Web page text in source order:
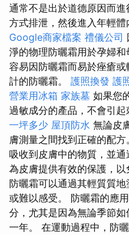
通常不是出於道德原因而
方式排泄，然後進入年輕體
Google商家檔案 禮儀公司
淨的物理防曬霜用於孕婦
容易因防曬霜而易於痤瘡
計的防曬霜。 護照換發 護
營業用冰箱 家族墓 如果您
過敏成分的產品，不會引起
一坪多少 屋頂防水 無論皮
膚測量之間找到正確的配
吸收到皮膚中的物質，並
為皮膚提供有效的保護，
防曬霜可以通過其輕質質
或難以感受。 防曬霜的應
分，尤其是因為無論季節
一年。 在運動過程中，防